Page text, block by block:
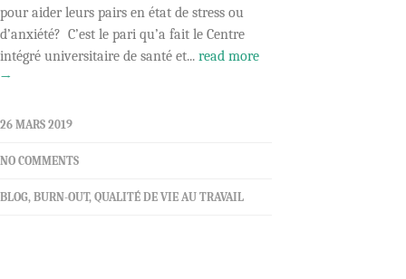
pour aider leurs pairs en état de stress ou
d’anxiété? C’est le pari qu’a fait le Centre
intégré universitaire de santé et... read more
→
26 MARS 2019
NO COMMENTS
BLOG, BURN-OUT, QUALITÉ DE VIE AU TRAVAIL